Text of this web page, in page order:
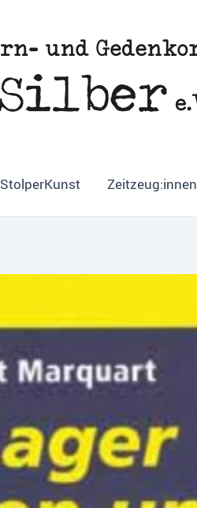
StolperKunst Zeitzeug:innen